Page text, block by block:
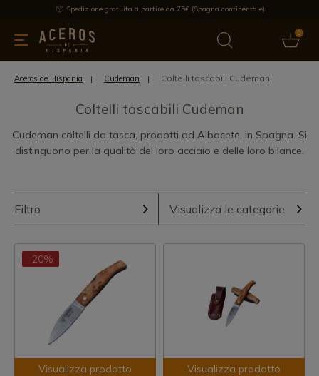
Spedizione gratuita a partire da 75€ (Spagna continentale)
0
cucina Offre Ultime notizie Venduti Marche
Aceros de Hispania Cudeman Coltelli tascabili Cudeman
Coltelli tascabili Cudeman
Cudeman coltelli da tasca, prodotti ad Albacete, in Spagna. Si
distinguono per la qualità del loro acciaio e delle loro bilance.
Filtro Visualizza le categorie
-20%
Visualizza prodotto Visualizza prodotto